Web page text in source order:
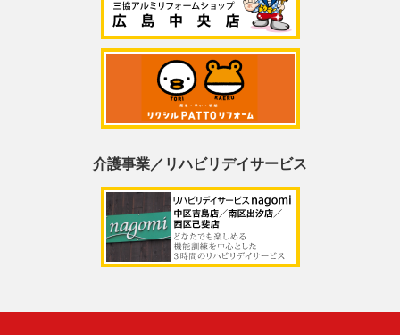
介護事業／リハビリデイサービス